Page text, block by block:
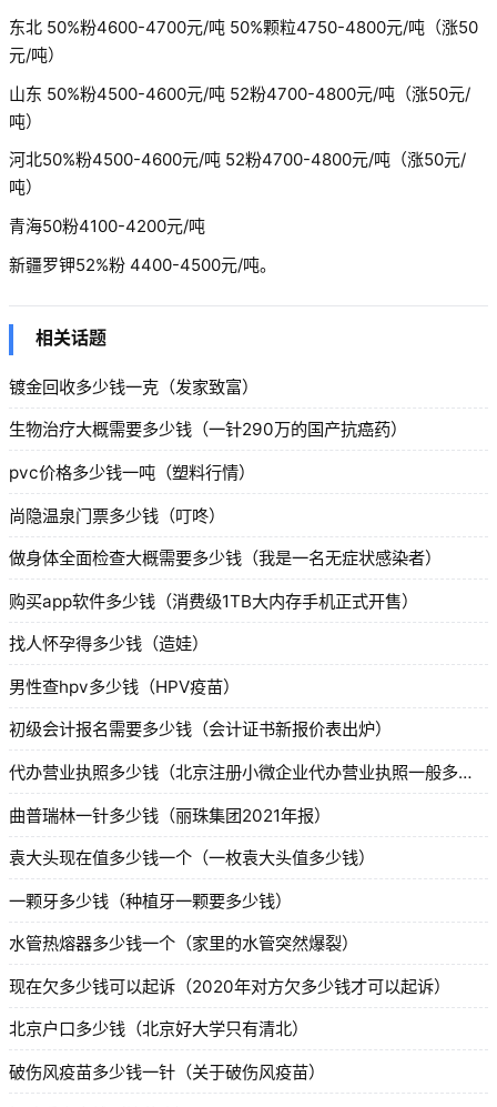
东北 50%粉4600-4700元/吨 50%颗粒4750-4800元/吨（涨50
元/吨）
山东 50%粉4500-4600元/吨 52粉4700-4800元/吨（涨50元/
吨）
河北50%粉4500-4600元/吨 52粉4700-4800元/吨（涨50元/
吨）
青海50粉4100-4200元/吨
新疆罗钾52%粉 4400-4500元/吨。
相关话题
镀金回收多少钱一克（发家致富）
生物治疗大概需要多少钱（一针290万的国产抗癌药）
pvc价格多少钱一吨（塑料行情）
尚隐温泉门票多少钱（叮咚）
做身体全面检查大概需要多少钱（我是一名无症状感染者）
购买app软件多少钱（消费级1TB大内存手机正式开售）
找人怀孕得多少钱（造娃）
男性查hpv多少钱（HPV疫苗）
初级会计报名需要多少钱（会计证书新报价表出炉）
代办营业执照多少钱（北京注册小微企业代办营业执照一般多少钱）
曲普瑞林一针多少钱（丽珠集团2021年报）
袁大头现在值多少钱一个（一枚袁大头值多少钱）
一颗牙多少钱（种植牙一颗要多少钱）
水管热熔器多少钱一个（家里的水管突然爆裂）
现在欠多少钱可以起诉（2020年对方欠多少钱才可以起诉）
北京户口多少钱（北京好大学只有清北）
破伤风疫苗多少钱一针（关于破伤风疫苗）